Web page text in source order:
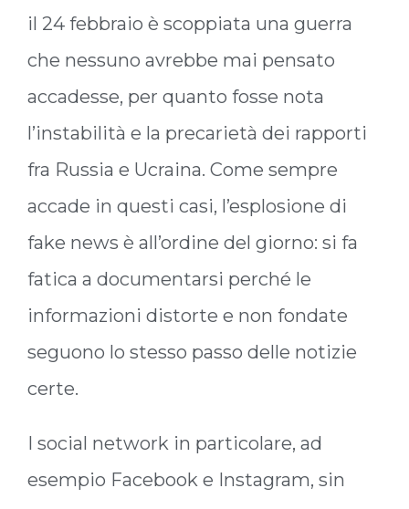
il 24 febbraio è scoppiata una guerra
che nessuno avrebbe mai pensato
accadesse, per quanto fosse nota
l’instabilità e la precarietà dei rapporti
fra Russia e Ucraina. Come sempre
accade in questi casi, l’esplosione di
fake news è all’ordine del giorno: si fa
fatica a documentarsi perché le
informazioni distorte e non fondate
seguono lo stesso passo delle notizie
certe.
I social network in particolare, ad
esempio Facebook e Instagram, sin